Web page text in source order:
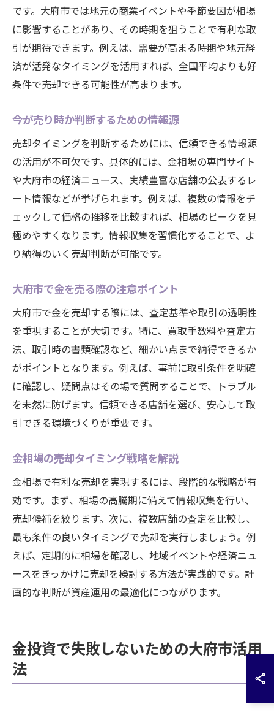
です。大府市では地元の商業イベントや季節要因が相場
に影響することがあり、その時期を狙うことで有利な取
引が期待できます。例えば、需要が高まる時期や地元経
済が活発なタイミングを活用すれば、全国平均よりも好
条件で売却できる可能性が高まります。
今が売り時か判断するための情報源
売却タイミングを判断するためには、信頼できる情報源
の活用が不可欠です。具体的には、金相場の専門サイト
や大府市の経済ニュース、実績豊富な店舗の公表するレ
ート情報などが挙げられます。例えば、複数の情報をチ
ェックして価格の推移を比較すれば、相場のピークを見
極めやすくなります。情報収集を習慣化することで、よ
り納得のいく売却判断が可能です。
大府市で金を売る際の注意ポイント
大府市で金を売却する際には、査定基準や取引の透明性
を重視することが大切です。特に、買取手数料や査定方
法、取引時の書類確認など、細かい点まで納得できるか
がポイントとなります。例えば、事前に取引条件を明確
に確認し、疑問点はその場で質問することで、トラブル
を未然に防げます。信頼できる店舗を選び、安心して取
引できる環境づくりが重要です。
金相場の売却タイミング戦略を解説
金相場で有利な売却を実現するには、段階的な戦略が有
効です。まず、相場の高騰期に備えて情報収集を行い、
売却候補を絞ります。次に、複数店舗の査定を比較し、
最も条件の良いタイミングで売却を実行しましょう。例
えば、定期的に相場を確認し、地域イベントや経済ニュ
ースをきっかけに売却を検討する方法が実践的です。計
画的な判断が資産運用の最適化につながります。
金投資で失敗しないための大府市活用
法